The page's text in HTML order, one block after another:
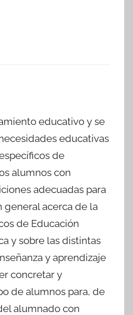
educativo y se
educativas
de
alumnos con
adecuadas para
general acerca de la
de Educación
y sobre las distintas
y aprendizaje
concretar y
de alumnos para, de
alumnado con